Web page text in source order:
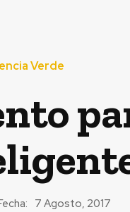
Verde
7 Agosto, 2017